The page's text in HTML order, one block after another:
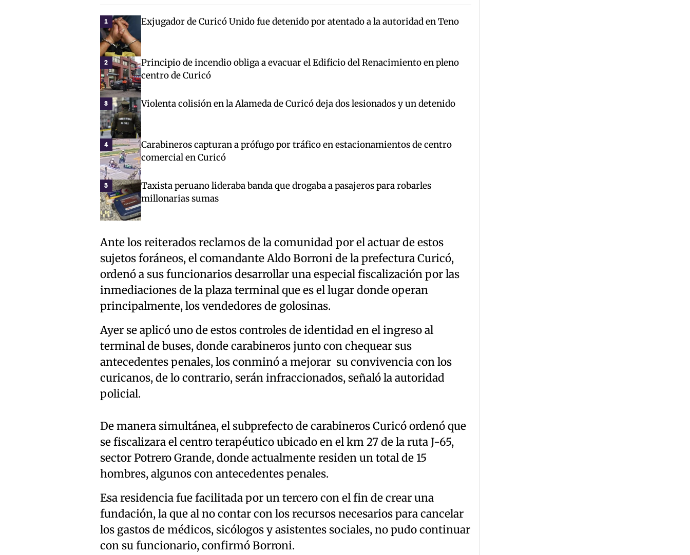
1 Exjugador de Curicó Unido fue detenido por atentado a la autoridad en Teno
2
Principio de incendio obliga a evacuar el Edificio del Renacimiento en pleno
centro de Curicó
3 Violenta colisión en la Alameda de Curicó deja dos lesionados y un detenido
4
Carabineros capturan a prófugo por tráfico en estacionamientos de centro
comercial en Curicó
5
Taxista peruano lideraba banda que drogaba a pasajeros para robarles
millonarias sumas
Ante los reiterados reclamos de la comunidad por el actuar de estos
sujetos foráneos, el comandante Aldo Borroni de la prefectura Curicó,
ordenó a sus funcionarios desarrollar una especial fiscalización por las
inmediaciones de la plaza terminal que es el lugar donde operan
principalmente, los vendedores de golosinas.
Ayer se aplicó uno de estos controles de identidad en el ingreso al
terminal de buses, donde carabineros junto con chequear sus
antecedentes penales, los conminó a mejorar su convivencia con los
curicanos, de lo contrario, serán infraccionados, señaló la autoridad
policial.
De manera simultánea, el subprefecto de carabineros Curicó ordenó que
se fiscalizara el centro terapéutico ubicado en el km 27 de la ruta J-65,
sector Potrero Grande, donde actualmente residen un total de 15
hombres, algunos con antecedentes penales.
Esa residencia fue facilitada por un tercero con el fin de crear una
fundación, la que al no contar con los recursos necesarios para cancelar
los gastos de médicos, sicólogos y asistentes sociales, no pudo continuar
con su funcionario, confirmó Borroni.